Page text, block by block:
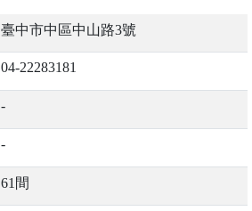
臺中市中區中山路3號
04-22283181
-
-
61間